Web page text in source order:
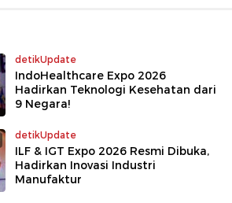
detikUpdate
IndoHealthcare Expo 2026
Hadirkan Teknologi Kesehatan dari
9 Negara!
detikUpdate
ILF & IGT Expo 2026 Resmi Dibuka,
Hadirkan Inovasi Industri
Manufaktur